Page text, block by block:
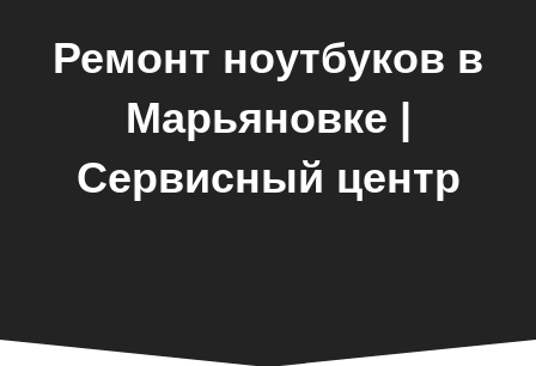
Ремонт ноутбуков в
Марьяновке |
Сервисный центр